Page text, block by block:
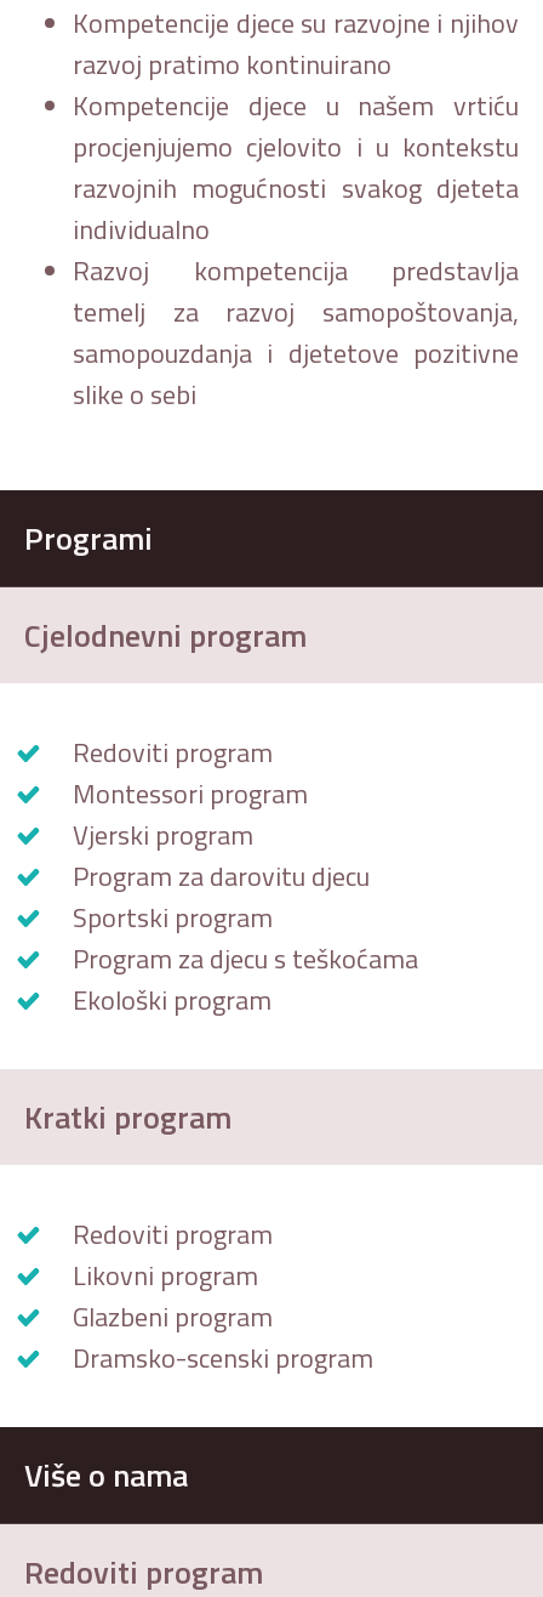
Kompetencije djece su razvojne i njihov
razvoj pratimo kontinuirano
Kompetencije djece u našem vrtiću
procjenjujemo cjelovito i u kontekstu
razvojnih mogućnosti svakog djeteta
individualno
Razvoj kompetencija predstavlja
temelj za razvoj samopoštovanja,
samopouzdanja i djetetove pozitivne
slike o sebi
Programi
Cjelodnevni program
Redoviti program
Montessori program
Vjerski program
Program za darovitu djecu
Sportski program
Program za djecu s teškoćama
Ekološki program
Kratki program
Redoviti program
Likovni program
Glazbeni program
Dramsko-scenski program
Više o nama
Redoviti program